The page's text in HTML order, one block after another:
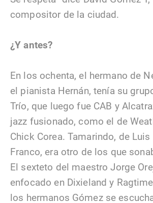
compositor de la ciudad.
¿Y antes?
En los ochenta, el hermano de
el pianista Hernán, tenía su
Trío, que luego fue CAB y
jazz fusionado, como el de
Chick Corea. Tamarindo, de Luis
Franco, era otro de los que
El sexteto del maestro Jorge
enfocado en Dixieland y
los hermanos Gómez se